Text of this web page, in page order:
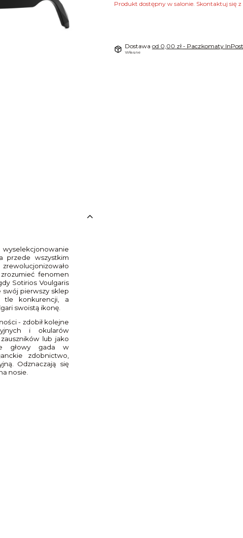
Produkt dostępny w salonie. Skontaktuj się
Dostawa od 0,00 zł - Paczkomaty InPost
Własne
przede wszystkim
fenomen
Sotirios Voulgaris
swój pierwszy sklep
tle konkurencji, a
swoistą ikonę.
- zdobił kolejne
i okularów
lub jako
głowy gada w
zdobnictwo,
Odznaczają się
nosie.